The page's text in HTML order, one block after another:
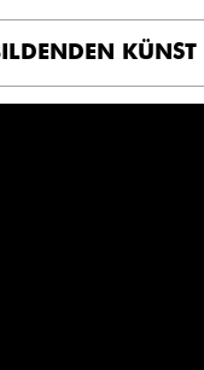
KÜNST